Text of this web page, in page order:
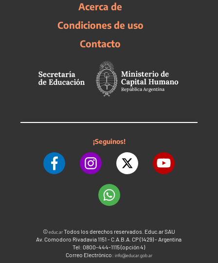
Acerca de
Condiciones de uso
Contacto
¡Seguinos!
©educ.arTodos los derechos reservados. Educ.ar SAU
Av. Comodoro Rivadavia 1151 - C.A.B.A. CP (1429) - Argentina
Tel: 0800-444-1115 (opción 4)
Correo Electrónico: info@educar.gob.ar